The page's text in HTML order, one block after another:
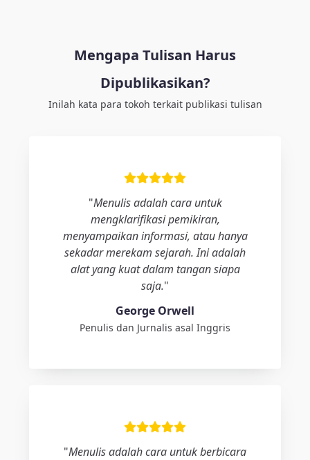
Mengapa Tulisan Harus
Dipublikasikan?
Inilah kata para tokoh terkait publikasi tulisan
"Menulis adalah cara untuk
mengklarifikasi pemikiran,
menyampaikan informasi, atau hanya
sekadar merekam sejarah. Ini adalah
alat yang kuat dalam tangan siapa
saja."
George Orwell
Penulis dan Jurnalis asal Inggris
"Menulis adalah cara untuk berbicara